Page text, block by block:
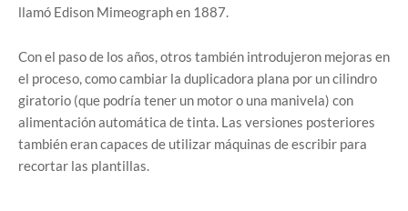
llamó Edison Mimeograph en 1887.
Con el paso de los años, otros también introdujeron mejoras en
el proceso, como cambiar la duplicadora plana por un cilindro
giratorio (que podría tener un motor o una manivela) con
alimentación automática de tinta. Las versiones posteriores
también eran capaces de utilizar máquinas de escribir para
recortar las plantillas.